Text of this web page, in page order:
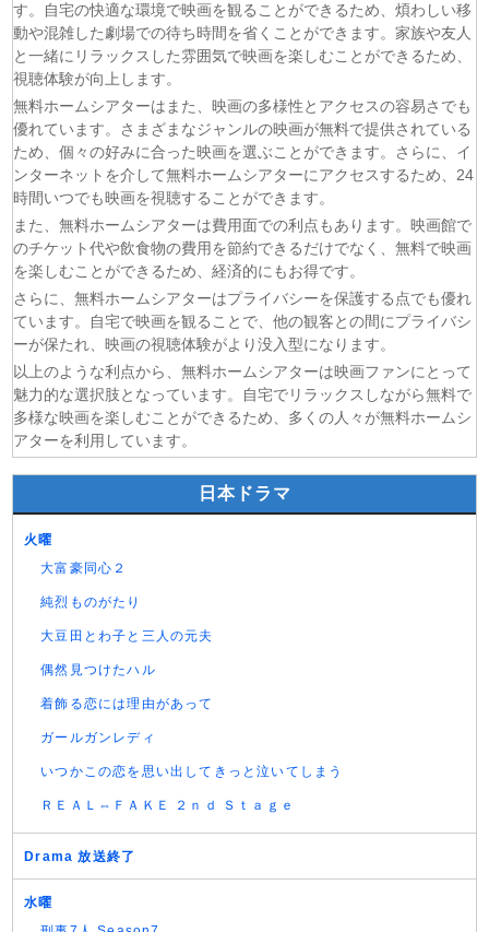
す。自宅の快適な環境で映画を観ることができるため、煩わしい移
動や混雑した劇場での待ち時間を省くことができます。家族や友人
と一緒にリラックスした雰囲気で映画を楽しむことができるため、
視聴体験が向上します。
無料ホームシアターはまた、映画の多様性とアクセスの容易さでも
優れています。さまざまなジャンルの映画が無料で提供されている
ため、個々の好みに合った映画を選ぶことができます。さらに、イ
ンターネットを介して無料ホームシアターにアクセスするため、24
時間いつでも映画を視聴することができます。
また、無料ホームシアターは費用面での利点もあります。映画館で
のチケット代や飲食物の費用を節約できるだけでなく、無料で映画
を楽しむことができるため、経済的にもお得です。
さらに、無料ホームシアターはプライバシーを保護する点でも優れ
ています。自宅で映画を観ることで、他の観客との間にプライバシ
ーが保たれ、映画の視聴体験がより没入型になります。
以上のような利点から、無料ホームシアターは映画ファンにとって
魅力的な選択肢となっています。自宅でリラックスしながら無料で
多様な映画を楽しむことができるため、多くの人々が無料ホームシ
アターを利用しています。
日本ドラマ
火曜
大富豪同心２
純烈ものがたり
大豆田とわ子と三人の元夫
偶然見つけたハル
着飾る恋には理由があって
ガールガンレディ
いつかこの恋を思い出してきっと泣いてしまう
ＲＥＡＬ⇔ＦＡＫＥ ２ｎｄ Ｓｔａｇｅ
Drama 放送終了
水曜